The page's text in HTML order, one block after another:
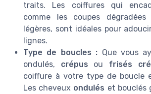
traits. Les coiffures qui
comme les coupes
légères, sont idéales pour
lignes.
Type de boucles : Que vous
ondulés, crépus ou frisés
coiffure à votre type de boucle
Les cheveux ondulés et bouclés